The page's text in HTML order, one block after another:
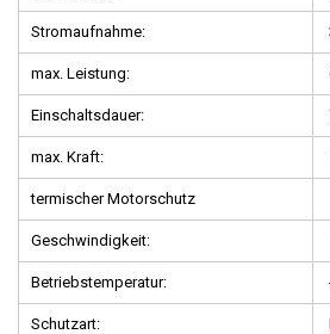
Stromaufnahme:
max. Leistung:
Einschaltsdauer:
max. Kraft:
termischer Motorschutz
Geschwindigkeit:
Betriebstemperatur:
Schutzart: